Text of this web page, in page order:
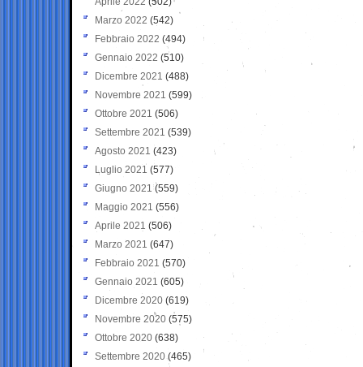
Marzo 2022 (542)
Febbraio 2022 (494)
Gennaio 2022 (510)
Dicembre 2021 (488)
Novembre 2021 (599)
Ottobre 2021 (506)
Settembre 2021 (539)
Agosto 2021 (423)
Luglio 2021 (577)
Giugno 2021(559)
Maggio 2021 (556)
Aprile 2021 (506)
Marzo 2021 (647)
Febbraio 2021 (570)
Gennaio 2021 (605)
Dicembre 2020 (619)
Novembre 2020 (575)
Ottobre 2020 (638)
Settembre 2020(465)